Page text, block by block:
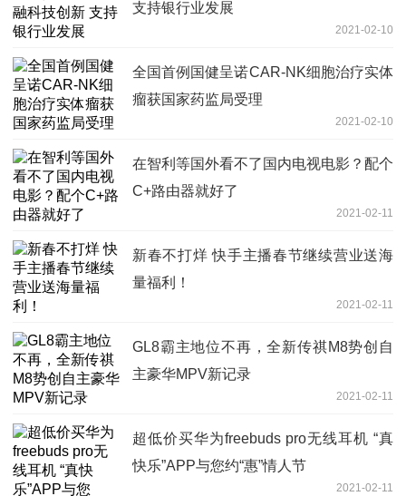
支持银行业发展
2021-02-10
全国首例国健呈诺CAR-NK细胞治疗实体
瘤获国家药监局受理
2021-02-10
在智利等国外看不了国内电视电影？配个
C+路由器就好了
2021-02-11
新春不打烊 快手主播春节继续营业送海
量福利！
2021-02-11
GL8霸主地位不再，全新传祺M8势创自
主豪华MPV新记录
2021-02-11
超低价买华为freebuds pro无线耳机 “真
快乐”APP与您约“惠”情人节
2021-02-11